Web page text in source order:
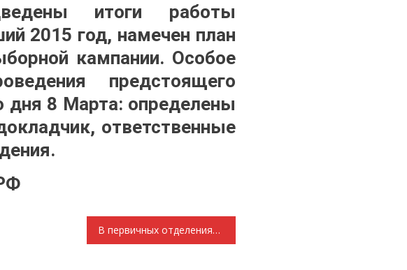
итоги работы
2015 год, намечен план
кампании. Особое
предстоящего
дня 8 Марта: определены
ответственные
В первичных отделениях Саранского городского отделения КПРФ завершилась отчетно-выборная кампания